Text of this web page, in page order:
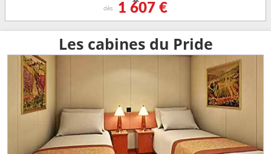
dès 1 607 €
Les cabines du Pride